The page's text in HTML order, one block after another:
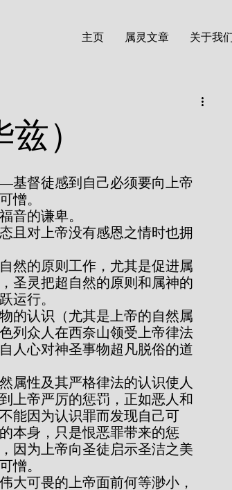
主页 属灵文章 关于我
）
憎。
福音的谦卑。
圣灵把超自然的原则和属神的
运行。
列众人在西奈山领受上帝律法
人心对神圣事物超凡脱俗的道
上帝严厉的惩罚，正如恶人和
能因为认识罪而发现自己可
本身，只是恨恶罪带来的惩
因为上帝向圣徒启示圣洁之美
憎。